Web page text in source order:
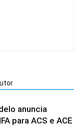
anuncia
para ACS e ACE